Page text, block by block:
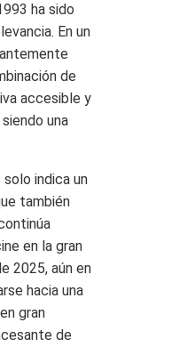
ha sido
En un
de
accesible y
una
solo indica un
también
en la gran
2025, aún en
hacia una
gran
de